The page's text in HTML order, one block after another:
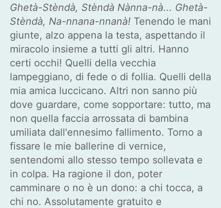
Ghetà-Stèndà, Stèndà Nànna-nà... Ghetà-
Stèndà, Na-nnana-nnanà! Tenendo le mani
giunte, alzo appena la testa, aspettando il
miracolo insieme a tutti gli altri. Hanno
certi occhi! Quelli della vecchia
lampeggiano, di fede o di follia. Quelli della
mia amica luccicano. Altri non sanno più
dove guardare, come sopportare: tutto, ma
non quella faccia arrossata di bambina
umiliata dall'ennesimo fallimento. Torno a
fissare le mie ballerine di vernice,
sentendomi allo stesso tempo sollevata e
in colpa. Ha ragione il don, poter
camminare o no è un dono: a chi tocca, a
chi no. Assolutamente gratuito e